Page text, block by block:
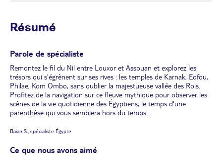
Résumé
Parole de spécialiste
Remontez le fil du Nil entre Louxor et Assouan et explorez les
trésors qui s'égrènent sur ses rives : les temples de Karnak, Edfou,
Philae, Kom Ombo, sans oublier la majestueuse vallée des Rois.
Profitez de la navigation sur ce fleuve mythique pour observer les
scènes de la vie quotidienne des Égyptiens, le temps d'une
parenthèse qui vous semblera hors du temps...
Baian S., spécialiste Égypte
Ce que nous avons aimé